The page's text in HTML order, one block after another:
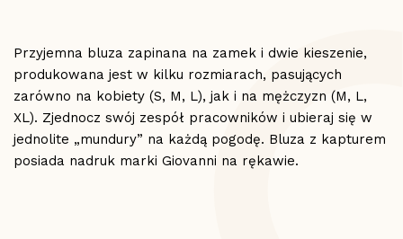
Przyjemna bluza zapinana na zamek i dwie kieszenie,
produkowana jest w kilku rozmiarach, pasujących
zarówno na kobiety (S, M, L), jak i na mężczyzn (M, L,
XL). Zjednocz swój zespół pracowników i ubieraj się w
jednolite „mundury” na każdą pogodę. Bluza z kapturem
posiada nadruk marki Giovanni na rękawie.